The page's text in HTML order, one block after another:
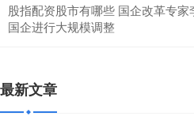
股指配资股市有哪些 国企改革专
国企进行大规模调整
最新文章